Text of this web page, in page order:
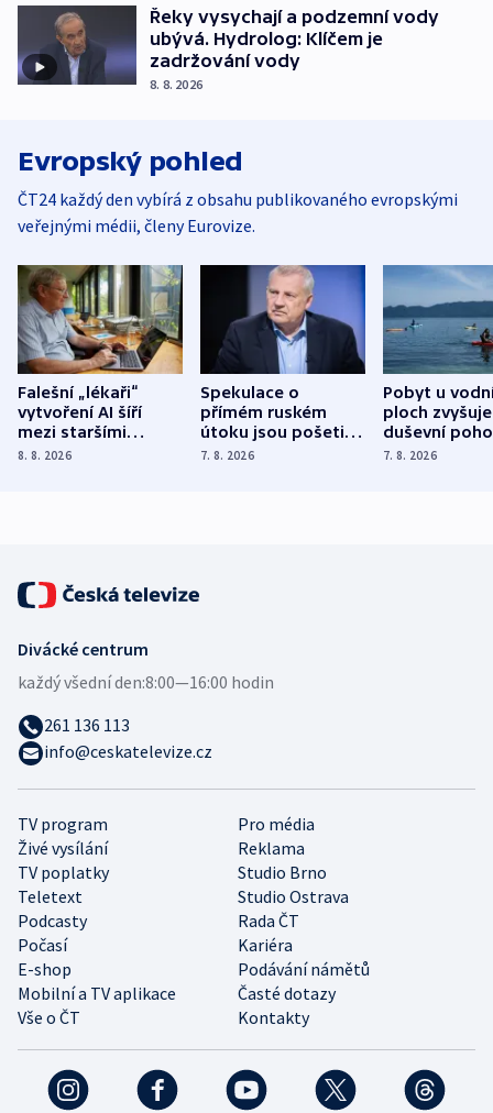
Řeky vysychají a podzemní vody
ubývá. Hydrolog: Klíčem je
zadržování vody
8. 8. 2026
Evropský pohled
ČT24 každý den vybírá z obsahu publikovaného evropskými
veřejnými médii, členy Eurovize.
Falešní „lékaři“
vytvoření AI šíří
mezi staršími
Poláky nebezpečné
8. 8. 2026
Spekulace o
přímém ruském
útoku jsou pošetilé,
míní estonský
7. 8. 2026
Pobyt u
ploch zvyšuje
duševní
ukázala
7. 8. 2026
TV program
Pro média
Živé vysílání
Reklama
TV poplatky
Studio Brno
Teletext
Studio Ostrava
Podcasty
Rada ČT
Počasí
Kariéra
E-shop
Podávání námětů
Mobilní a TV aplikace
Časté dotazy
Vše o ČT
Kontakty
Divácké centrum
každý všední den:8:00—16:00 hodin
261 136 113
info@ceskatelevize.cz